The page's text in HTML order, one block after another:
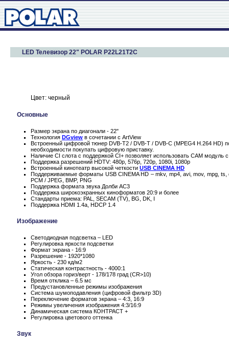
LED Телевизор 22" POLAR P22L21T2C
Цвет: черный
Основные
Размер экрана по диагонали - 22"
Технология DGview в сочетании с ArtView
Встроенный цифровой тюнер DVB-T2 / DVB-T / DVB-C (MPEG4 H.264 HD)
необходимости покупать цифровую приставку.
Наличие CI слота с поддержкой CI+ позволяет использовать CAM
Поддержка разрешений HDTV: 480p, 576p, 720p, 1080i, 1080p
Встроенный кинотеатр высокой четкости USB CINEMA HD
Поддерживаемые форматы USB CINEMA HD – mkv, mp4, avi, mov, mpg, ts,
PCM / JPEG, BMP, PNG
Поддержка формата звука Долби AC3
Поддержка широкоэкранных киноформатов 20:9 и более
Стандарты приема: PAL, SECAM (TV), BG, DK, I
Поддержка HDMI 1.4a, HDCP 1.4
Изображение
Светодиодная подсветка – LED
Регулировка яркости подсветки
Формат экрана - 16:9
Разрешение - 1920*1080
Яркость - 230 кд/м2
Статическая контрастность - 4000:1
Угол обзора гориз/верт - 178/178 град (CR>10)
Время отклика – 6.5 мс
Предустановленные режимы изображения
Система шумоподавления (цифровой фильтр 3D)
Переключение форматов экрана – 4:3, 16:9
Режимы увеличения изображения 4:3/16:9
Динамическая система КОНТРАСТ +
Регулировка цветового оттенка
Звук